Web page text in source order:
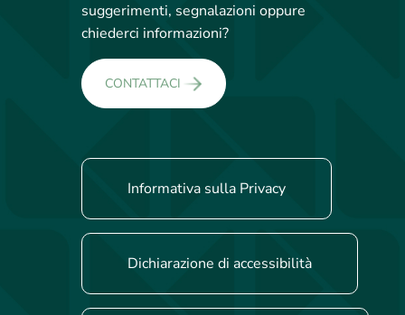
suggerimenti, segnalazioni oppure
chiederci informazioni?
CONTATTACI
Informativa sulla Privacy
Dichiarazione di accessibilità